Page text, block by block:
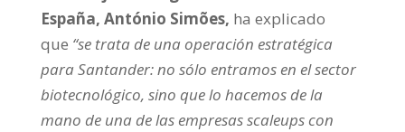
España, António Simões, ha explicado
que “se trata de una operación estratégica
para Santander: no sólo entramos en el sector
biotecnológico, sino que lo hacemos de la
mano de una de las empresas scaleups con